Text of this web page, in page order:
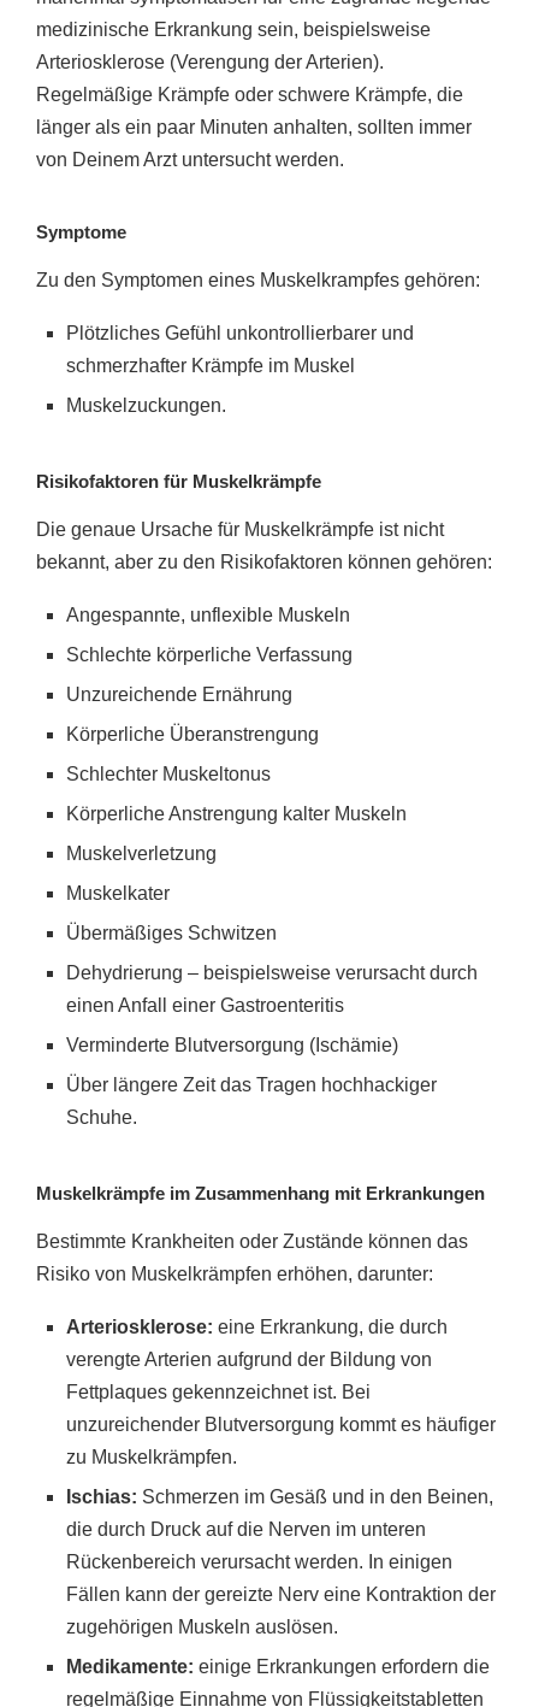
medizinische Erkrankung sein, beispielsweise
Arteriosklerose (Verengung der Arterien).
Regelmäßige Krämpfe oder schwere Krämpfe, die
länger als ein paar Minuten anhalten, sollten immer
von Deinem Arzt untersucht werden.
Symptome
Zu den Symptomen eines Muskelkrampfes gehören:
Plötzliches Gefühl unkontrollierbarer und
schmerzhafter Krämpfe im Muskel
Muskelzuckungen.
Risikofaktoren für Muskelkrämpfe
Die genaue Ursache für Muskelkrämpfe ist nicht
bekannt, aber zu den Risikofaktoren können gehören:
Angespannte, unflexible Muskeln
Schlechte körperliche Verfassung
Unzureichende Ernährung
Körperliche Überanstrengung
Schlechter Muskeltonus
Körperliche Anstrengung kalter Muskeln
Muskelverletzung
Muskelkater
Übermäßiges Schwitzen
Dehydrierung – beispielsweise verursacht durch
einen Anfall einer Gastroenteritis
Verminderte Blutversorgung (Ischämie)
Über längere Zeit das Tragen hochhackiger
Schuhe.
Muskelkrämpfe im Zusammenhang mit Erkrankungen
Bestimmte Krankheiten oder Zustände können das
Risiko von Muskelkrämpfen erhöhen, darunter:
Arteriosklerose: eine Erkrankung, die durch
verengte Arterien aufgrund der Bildung von
Fettplaques gekennzeichnet ist. Bei
unzureichender Blutversorgung kommt es häufiger
zu Muskelkrämpfen.
Ischias: Schmerzen im Gesäß und in den Beinen,
die durch Druck auf die Nerven im unteren
Rückenbereich verursacht werden. In einigen
Fällen kann der gereizte Nerv eine Kontraktion der
zugehörigen Muskeln auslösen.
Medikamente: einige Erkrankungen erfordern die
regelmäßige Einnahme von Flüssigkeitstabletten